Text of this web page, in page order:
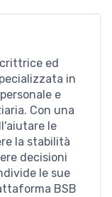
ed
in
e
Con una
le
la stabilità
decisioni
le sue
BSB